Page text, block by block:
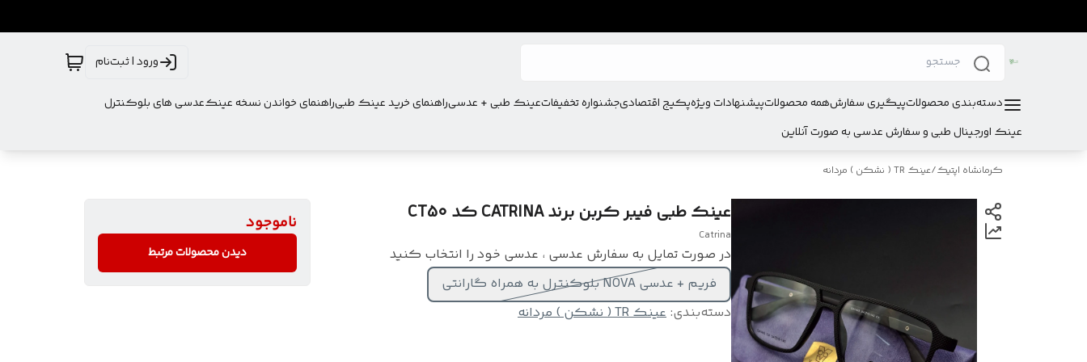
ورود | ثبت‌نام
دسته‌بندی محصولاتپیگیری سفارشهمه محصولاتپیشنهادات ویژهپکیج اقتصادیجشنواره تخفیفاتعینک طبی + عدسیراهنمای خرید عینک طبیراهنمای خواندن نسخه عینکعدسی های بلوکنترل
عینک اورجینال طبی و سفارش عدسی به صورت آنلاین
کرمانشاه اپتیک/عینک TR ( نشکن ) مردانه
عینک طبی فیبر کربن برند CATRINA کد CT50
Catrina
در صورت تمایل به سفارش عدسی ، عدسی خود را انتخاب کنید
فریم + عدسی NOVA بلوکنترل به همراه گارانتی
دسته‌بندی: عینک TR ( نشکن ) مردانه
ناموجود
دیدن محصولات مرتبط